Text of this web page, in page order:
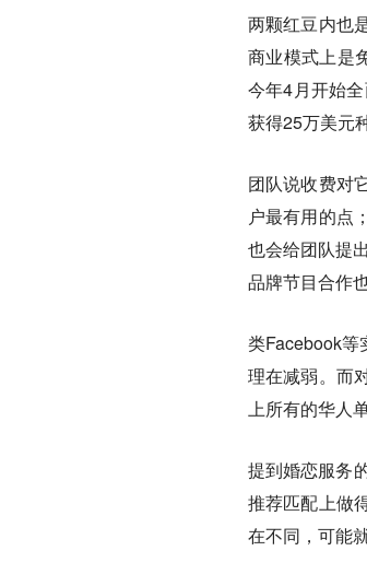
两颗红豆内也
商业模式上是
今年4月开始
获得25万美元
团队说收费对
户最有用的点
也会给团队提
品牌节目合作
类Facebook等
理在减弱。而
上所有的华人
提到婚恋服务
推荐匹配上做
在不同，可能